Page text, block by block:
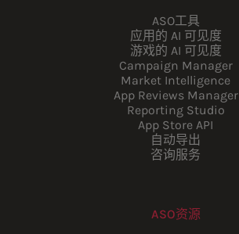
ASO工具
应用的 AI 可见度
游戏的 AI 可见度
Campaign Manager
Market Intelligence
App Reviews Manager
Reporting Studio
App Store API
自动导出
咨询服务
ASO资源